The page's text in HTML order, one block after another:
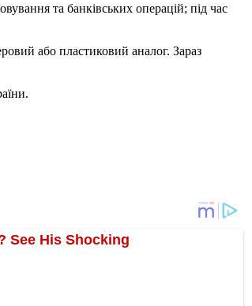
та банківських операцій; під час
або пластиковий аналог. Зараз